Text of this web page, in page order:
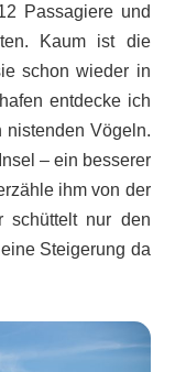
Passagiere und
Kaum ist die
schon wieder in
entdecke ich
nistenden Vögeln.
– ein besserer
ihm von der
schüttelt nur den
Steigerung da